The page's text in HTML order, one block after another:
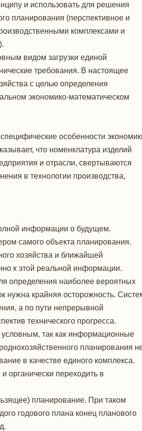
и использовать для ре­шения
планирования (перспек­тивное и
ком­плексами и
ви­дом загрузки единой
требо­вания. В настоящее
с целью определения
экономико-математическом
особенности
что номенклатура изделий
и отрасли, свертываются
в технологии про­изводства,
информации о буду­щем.
самого объекта пла­нирования.
хозяйства и ближайшей
к этой реальной информации.
определения наиболее вероят­ных
нужна крайняя осторожность.
а по пути непрерывной
технического прогресса.
условным, так как информа­ционные
планирования
в качестве единого комплекса.
органиче­ски переходить в
планирование. При та­ком
годового плана конец планового